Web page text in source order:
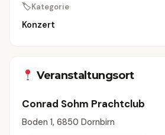
🏷Kategorie
Konzert
Veranstaltungsort
Conrad Sohm Prachtclub
Boden 1, 6850 Dornbirn